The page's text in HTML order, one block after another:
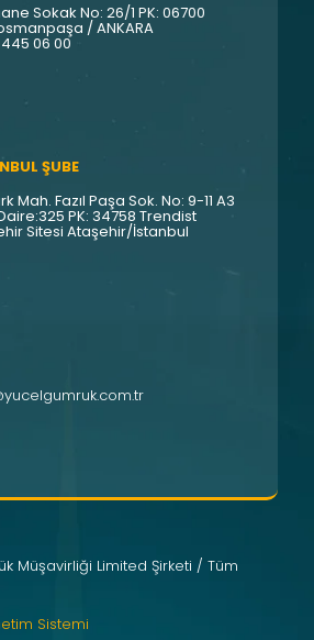
Sokak No: 26/1 PK: 06700
/ ANKARA
445 06 00
ŞUBE
Mah. Fazıl Paşa Sok. No: 9-11 A3
PK: 34758 Trendist
Sitesi Ataşehir/İstanbul
Müşavirliği Limited Şirketi / Tüm
Sistemi